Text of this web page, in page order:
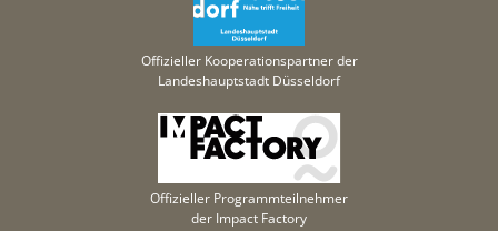
Offizieller Kooperationspartner der
Landeshauptstadt Düsseldorf
Offizieller Programmteilnehmer
der Impact Factory